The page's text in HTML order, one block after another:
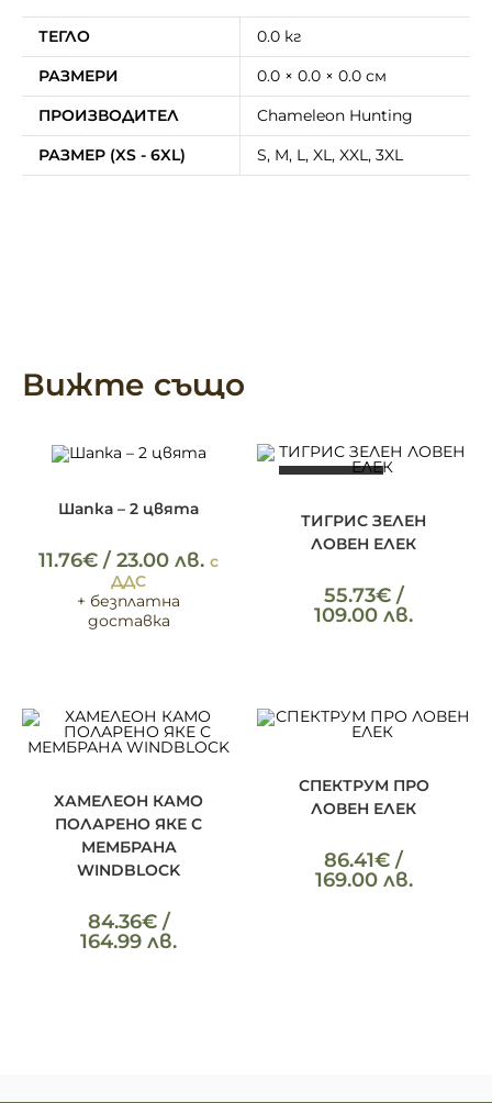
ТЕГЛО
0.0 кг
РАЗМЕРИ
0.0 × 0.0 × 0.0 см
ПРОИЗВОДИТЕЛ
Chameleon Hunting
РАЗМЕР (XS - 6XL)
S, M, L, XL, XXL, 3XL
Вижте също
Шапка – 2 цвята
11.76€ / 23.00 лв. с
ДДС
+ безплатна
доставка
ТИГРИС ЗЕЛЕН
ЛОВЕН ЕЛЕК
55.73€/
109.00 лв.
ХАМЕЛЕОН КАМО
ПОЛАРЕНО ЯКЕ С
МЕМБРАНА
WINDBLOCK
84.36€/
164.99 лв.
СПЕКТРУМ ПРО
ЛОВЕН ЕЛЕК
86.41€ /
169.00 лв.